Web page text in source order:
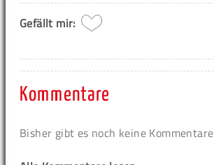
Gefällt mir:
Kommentare
Bisher gibt es noch keine Kommentare